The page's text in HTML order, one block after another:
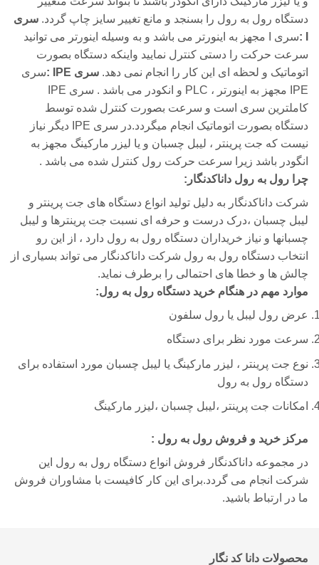
دستگاه رول به رول را بسنجد و مانع تغییر سایز چاپ گردد. سری
سری I مجهز به اینورتر می باشد و به وسیله اینورتر می توانید
سرعت حرکت را دستی کنترل نمایید واینکه دستگاه بصورت
اتوماتیک و لحظه ای این کار را انجام نمی دهد. سری IPE :
سری
IPE مجهز به اینورتر ، PLC و انکودر می باشد . سری IPE
کاملترین سری است و سرعت بصورت کنترل شده توسط
دستگاه بصورت اتوماتیک انجام میگردد.در سری IPE دیگر نیاز
نیست که جت پرینتر ، لیبل چسبان و یا لیزر مارکینگ مجهز به
انگودر باشد زیرا سرعت حرکت رول کنترل شده می باشد .
چرا رول به رول داناکدنگار:
شرکت داناکدنگار به دلیل تولید انواع دستگاه های جت پرینتر و
لیبل چسبان ،درک درست و حرفه ای نسبت جت پرینترها و لیبل
چسبانها و نیاز خریداران دستگاه رول به رول دارد ، از این رو
انتخاب دستگاه رول به رول شرکت داناکدنگار می تواند بسیاری از
چالش ها و خطا های احتمالی را برطرف نماید.
موارد مهم در هنگام خرید دستگاه رول به رول:
عرض رول لیبل یا رول سلفون
سرعت مورد نظر برای دستگاه
نوع جت پرینتر ، لیزر مارکینگ یا لیبل چسبان مورد استفاده برای
دستگاه رول به رول
امکانات جت پرینتر ،لیبل چسبان ،لیزر مارکینگ
مرکز خرید و فروش رول به رول :
در مجموعه داناکدنگار فروش انواع دستگاه رول به رول این
شرکت انجام می گردد.برای این کار کافیست با مشاوران فروش
ما در ارتباط باشید.
محصولات دانا کد نگار